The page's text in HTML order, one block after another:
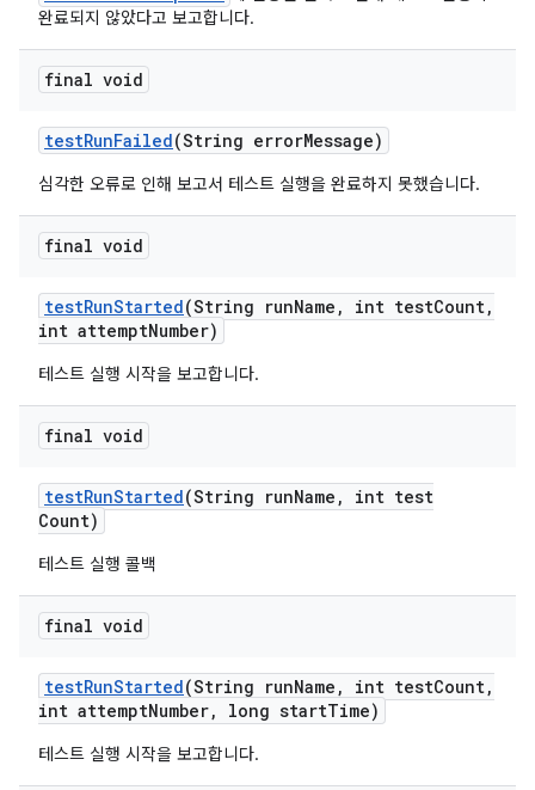
완료되지 않았다고 보고합니다.
final void
testRunFailed(String errorMessage)
심각한 오류로 인해 보고서 테스트 실행을 완료하지 못했습니다.
final void
testRunStarted(String runName , int testCount,
int attemptNumber)
테스트 실행 시작을 보고합니다.
final void
testRunStarted(String runName ,
int test
Count)
테스트 실행 콜백
final void
testRunStarted(String runName , int testCount,
int attemptNumber, long startTime)
테스트 실행 시작을 보고합니다.